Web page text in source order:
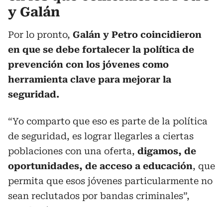
y Galán
Por lo pronto, Galán y Petro coincidieron
en que se debe fortalecer la política de
prevención con los jóvenes como
herramienta clave para mejorar la
seguridad.
“Yo comparto que eso es parte de la política
de seguridad, es lograr llegarles a ciertas
poblaciones con una oferta, digamos, de
oportunidades, de acceso a educación, que
permita que esos jóvenes particularmente no
sean reclutados por bandas criminales”,